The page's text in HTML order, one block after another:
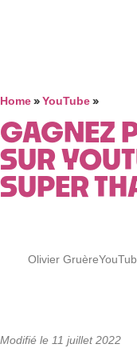
Home»YouTube»
GAGNEZ
SUR
SUPER
Olivier Gruère
Modifié le 11 juillet 2022